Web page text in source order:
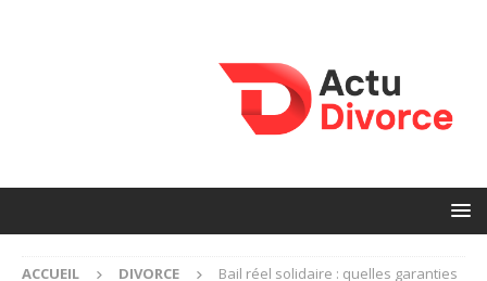
ACCUEIL DIVORCE
Bail réel solidaire : quelles garanties